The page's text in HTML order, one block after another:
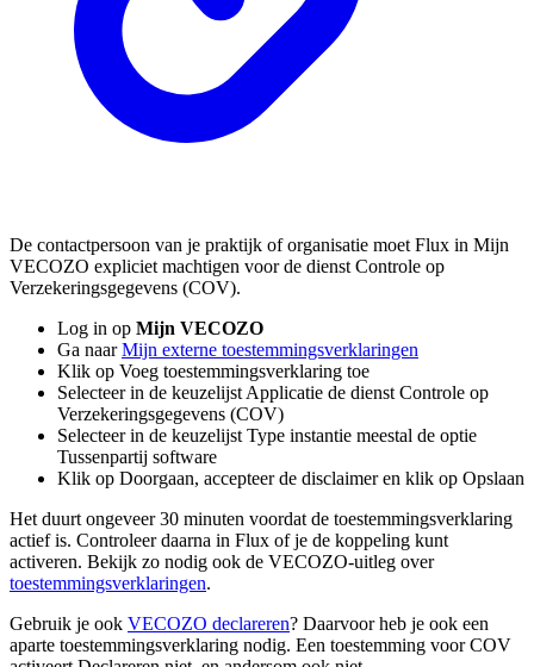
De contactpersoon van je praktijk of organisatie moet Flux in Mijn
VECOZO expliciet machtigen voor de dienst Controle op
Verzekeringsgegevens (COV).
Log in op Mijn VECOZO
Ga naarMijn externe toestemmingsverklaringen
Klik op Voeg toestemmingsverklaring toe
Selecteer in de keuzelijst Applicatie de dienst Controle op
Verzekeringsgegevens (COV)
Selecteer in de keuzelijst Type instantie meestal de optie
Tussenpartij software
Klik op Doorgaan, accepteer de disclaimer en klik op Opslaan
Het duurt ongeveer 30 minuten voordat de toestemmingsverklaring
actief is. Controleer daarna in Flux of je de koppeling kunt
activeren. Bekijk zo nodig ook de VECOZO-uitleg over
toestemmingsverklaringen.
Gebruik je ook VECOZO declareren? Daarvoor heb je ook een
aparte toestemmingsverklaring nodig. Een toestemming voor COV